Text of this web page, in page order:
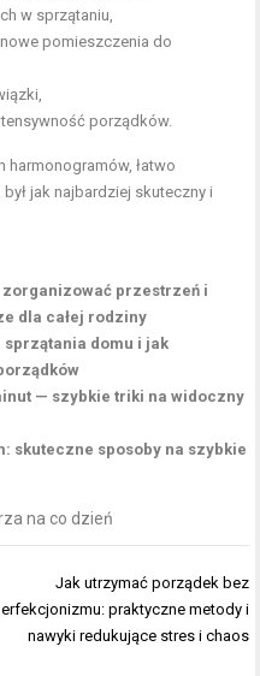
w sprzątaniu,
pomieszczenia do
porządków.
harmonogramów, łatwo
jak najbardziej skuteczny i
przestrzeń i
dla całej rodziny
sprzątania domu i jak
— szybkie triki na widoczny
skuteczne sposoby na szybkie
na co dzień
Jak utrzymać porządek bez
praktyczne metody i
nawyki redukujące stres i chaos